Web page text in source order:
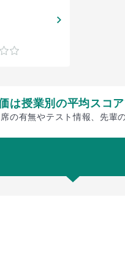
は授業別の平均スコア
の有無やテスト情報、先輩